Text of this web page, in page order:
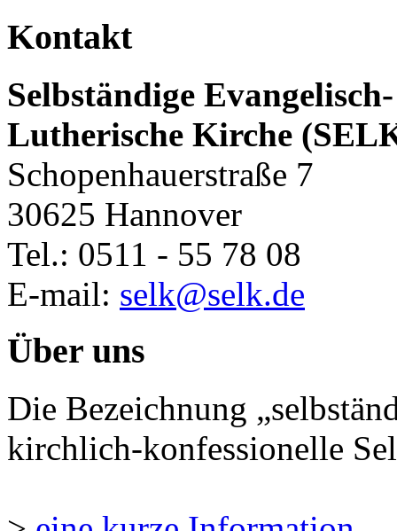
Kontakt
Selbständige Evangelisch-
Lutherische Kirche
Schopenhauerstraße 7
30625 Hannover
Tel.: 0511 - 55 78 08
E-mail: selk@selk.de
Über uns
Die Bezeichnung
kirchlich-konfessionelle